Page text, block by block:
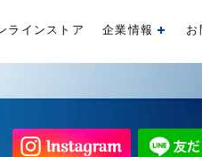
ラインストア 企業情報 開くお